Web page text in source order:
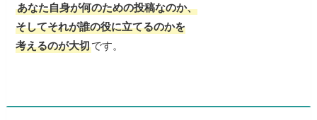
あなた自身が何のための投稿なのか、
そしてそれが誰の役に立てるのかを
考えるのが大切です。